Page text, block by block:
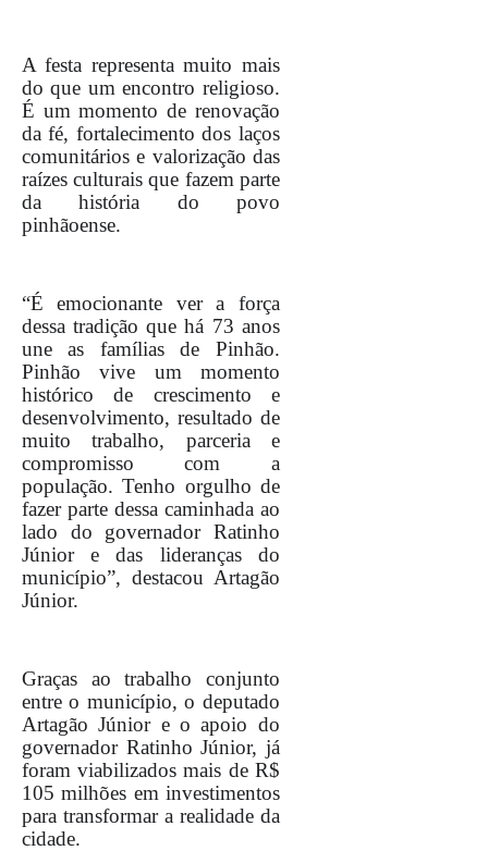
A festa representa muito mais
do que um encontro religioso.
É um momento de renovação
da fé, fortalecimento dos laços
comunitários e valorização das
raízes culturais que fazem parte
da história do povo
pinhãoense.
“É emocionante ver a força
dessa tradição que há 73 anos
une as famílias de Pinhão.
Pinhão vive um momento
histórico de crescimento e
desenvolvimento, resultado de
muito trabalho, parceria e
compromisso com a
população. Tenho orgulho de
fazer parte dessa caminhada ao
lado do governador Ratinho
Júnior e das lideranças do
município”, destacou Artagão
Júnior.
Graças ao trabalho conjunto
entre o município, o deputado
Artagão Júnior e o apoio do
governador Ratinho Júnior, já
foram viabilizados mais de R$
105 milhões em investimentos
para transformar a realidade da
cidade.